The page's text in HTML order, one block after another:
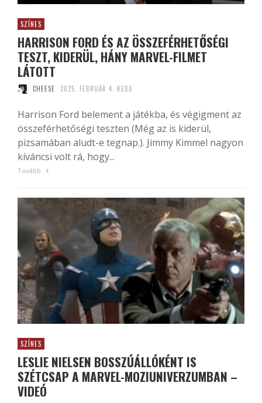
SZÍNES
HARRISON FORD ÉS AZ ÖSSZEFÉRHETŐSÉGI
TESZT, KIDERÜL, HÁNY MARVEL-FILMET
LÁTOTT
CHEESE 2025. FEBRUÁR 4. KEDD
Harrison Ford belement a játékba, és végigment az
összeférhetőségi teszten (Még az is kiderül,
pizsamában aludt-e tegnap.). Jimmy Kimmel nagyon
kíváncsi volt rá, hogy...
Tovább
SZÍNES
LESLIE NIELSEN BOSSZÚÁLLÓKÉNT IS
SZÉTCSAP A MARVEL-MOZIUNIVERZUMBAN –
VIDEÓ